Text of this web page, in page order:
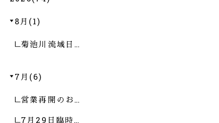
8月(1)
菊池川流域日…
7月(6)
営業再開のお…
7月29日臨時…